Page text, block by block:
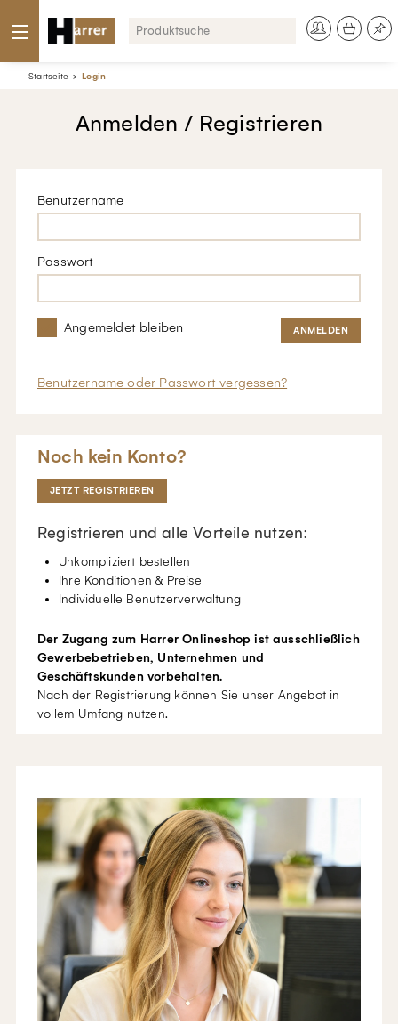
Startseite Login
Anmelden / Registrieren
Benutzername
Passwort
Angemeldet bleiben
Benutzername oder Passwort vergessen?
Noch kein Konto?
JETZT REGISTRIEREN
Registrieren und alle Vorteile nutzen:
Unkompliziert bestellen
Ihre Konditionen & Preise
Individuelle Benutzerverwaltung
Der Zugang zum Harrer Onlineshop ist ausschließlich
Gewerbebetrieben, Unternehmen und
Geschäftskunden vorbehalten.
Nach der Registrierung können Sie unser Angebot in
vollem Umfang nutzen.